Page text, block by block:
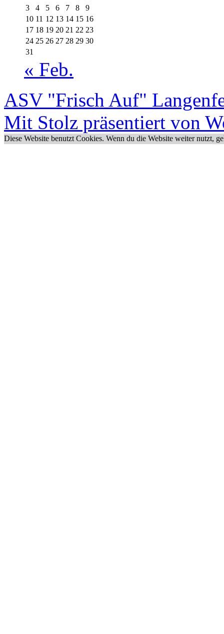
24
25 26 27 28 29
30
31
« Feb.
ASV "Frisch Auf"
Diese Website benutzt Cookies. Wenn du die Website weiter nutzt,